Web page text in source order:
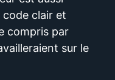
clair et
compris par
sur le